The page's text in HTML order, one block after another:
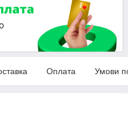
Оплата Умови